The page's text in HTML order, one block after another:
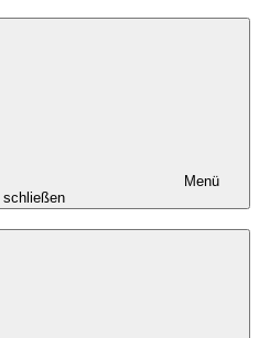
Menü
schließen